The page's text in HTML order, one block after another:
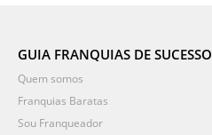
GUIA FRANQUIAS DE SUCESSO
Quem somos
Franquias Baratas
Sou Franqueador